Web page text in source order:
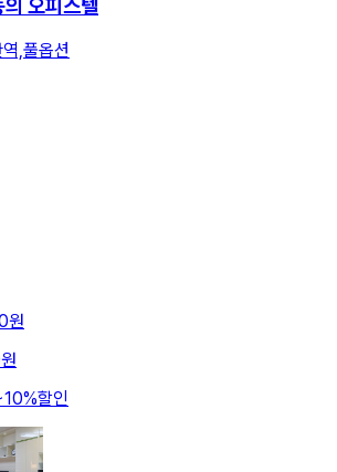
오피스텔
,풀옵션
원
10%할인